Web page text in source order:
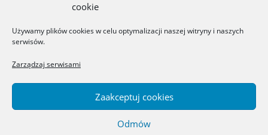
cookie
Używamy plików cookies w celu optymalizacji naszej witryny i naszych
serwisów.
Zarządzaj serwisami
Zaakceptuj cookies
Odmów
Blog o książkach dla dzieci i młodzieży –